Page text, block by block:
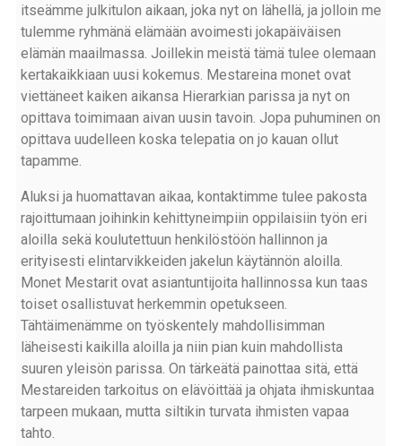
itseämme julkitulon aikaan, joka nyt on lähellä, ja jolloin me
tulemme ryhmänä elämään avoimesti jokapäiväisen
elämän maailmassa. Joillekin meistä tämä tulee olemaan
kertakaikkiaan uusi kokemus. Mestareina monet ovat
viettäneet kaiken aikansa Hierarkian parissa ja nyt on
opittava toimimaan aivan uusin tavoin. Jopa puhuminen on
opittava uudelleen koska telepatia on jo kauan ollut
tapamme.
Aluksi ja huomattavan aikaa, kontaktimme tulee pakosta
rajoittumaan joihinkin kehittyneimpiin oppilaisiin työn eri
aloilla sekä koulutettuun henkilöstöön hallinnon ja
erityisesti elintarvikkeiden jakelun käytännön aloilla.
Monet Mestarit ovat asiantuntijoita hallinnossa kun taas
toiset osallistuvat herkemmin opetukseen.
Tähtäimenämme on työskentely mahdollisimman
läheisesti kaikilla aloilla ja niin pian kuin mahdollista
suuren yleisön parissa. On tärkeätä painottaa sitä, että
Mestareiden tarkoitus on elävöittää ja ohjata ihmiskuntaa
tarpeen mukaan, mutta siltikin turvata ihmisten vapaa
tahto.